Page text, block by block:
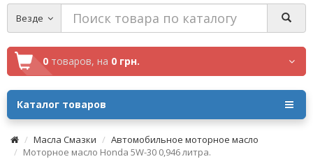
Везде
0 товаров, на 0 грн.
Каталог товаров
Масла Смазки
Автомобильное моторное масло
Моторное масло Honda 5W-30 0,946 литра.